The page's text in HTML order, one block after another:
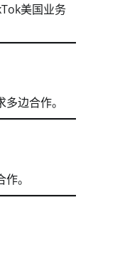
美国业务
边合作。
。